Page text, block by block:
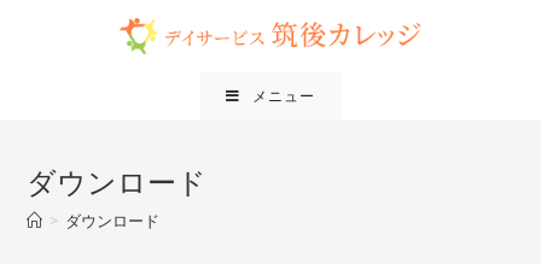
メニュー
ダウンロード
> ダウンロード